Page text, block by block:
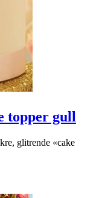
topper gull
glitrende «cake